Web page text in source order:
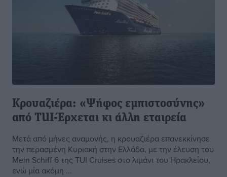
Κρουαζιέρα: «Ψήφος εμπιστοσύνης»
από TUI-Έρχεται κι άλλη εταιρεία
Μετά από μήνες αναμονής, η κρουαζιέρα επανεκκίνησε
την περασμένη Κυριακή στην Ελλάδα, με την έλευση του
Mein Schiff 6 της TUI Cruises στο λιμάνι του Ηρακλείου,
ενώ μία ακόμη ...